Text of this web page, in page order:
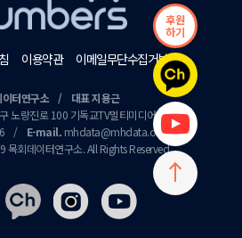
후원
하기
이용약관 이메일무단수집거부
이터연구소 / 대표 지용근
노량진로 100 기독교TV멀티미디어센터 9층
/ E-mail. mhdata@mhdata.or.kr
회데이터연구소. All Rights Reserved.